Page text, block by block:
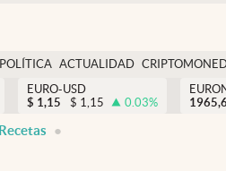
USA
POLÍTICA ACTUALIDAD
EURO-USD
$ 1,15 $ 1,15 0.03%